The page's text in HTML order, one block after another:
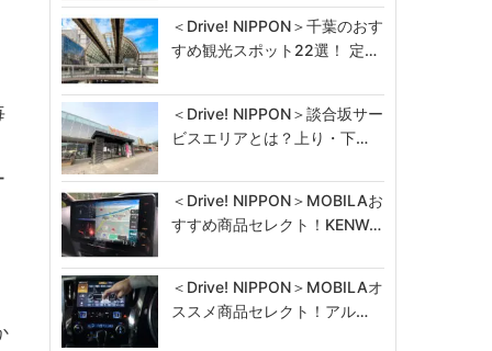
＜Drive! NIPPON＞千葉のおす
すめ観光スポット22選！ 定…
＜Drive! NIPPON＞談合坂サー
ビスエリアとは？上り・下…
＜Drive! NIPPON＞MOBILAお
すすめ商品セレクト！KENW…
＜Drive! NIPPON＞MOBILAオ
ススメ商品セレクト！アル…